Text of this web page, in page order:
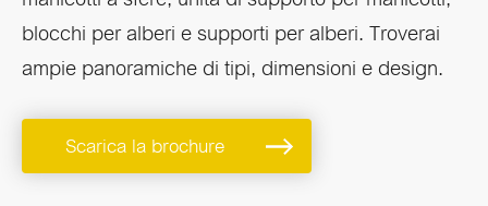
blocchi per alberi e supporti per alberi. Troverai
ampie panoramiche di tipi, dimensioni e design.
Scarica la brochure